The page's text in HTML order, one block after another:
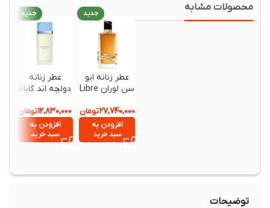
محصولات مشابه
عطر زنانه ایو
سن لوران Libre
de Parfum
حجم 90
میلی‌لیتر
۲۷,۷۴۰,۰۰۰تومان
افزودن به
سبد خرید
جدید
عطر زنانه
دولچه اند گابانا
de Toilette
حجم 100
میلی‌لیتر
۱۲,۸۳۰,۰۰۰تومان
افزودن به
سبد خرید
جدید
توضیحات